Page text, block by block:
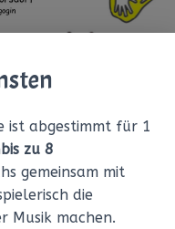
ist abgestimmt für 1
bis zu 8
gemeinsam mit
die
Musik machen.